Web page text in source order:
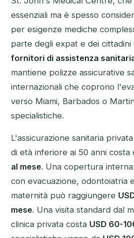
essenziali ma è spesso
per esigenze mediche
parte degli expat e dei cittadini
fornitori di assistenza
mantiene polizze assicurative
internazionali che coprono
verso Miami, Barbados o
specialistiche.
L'assicurazione sanitaria
di età inferiore ai 50 anni costa
al mese. Una copertura
con evacuazione, odontoiatria
maternità può raggiungere
mese. Una visita standard dal
clinica privata costa USD 60-